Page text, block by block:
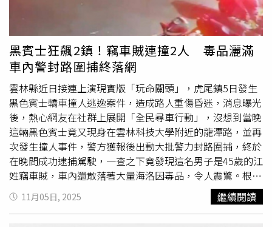
用路人在社群平台崩潰抱怨：「整條澄觀路完全卡死動彈不
得！」警方隨即啟動交通疏導措施，引導車流改走替代道
路，並在約20分鐘內完成事故排除，恢復道路正常通行。
黑賓士狂飆2鎮！竊車賊連撞2人 毒品灑滿
車內警封路圍捕終落網
雲林縣近日接連上演現實版「玩命關頭」，虎尾鎮5日發生
黑色賓士轎車撞人逃逸案件，造成路人重傷昏迷，消息曝光
後，熱心網友在社群上展開「全民尋車行動」，沒想到當晚
這輛黑色賓士竟又現身在雲林科技大學附近的龍潭路，並再
次發生撞人事件，警方獲報後出動大批警力封路圍捕，終於
在晚間成功逮捕駕駛，一查之下竟發現這名男子是45歲的江
姓竊車賊，車內還散落著大量海洛因毒品，令人震驚。根據
目擊者指出，當時黑色賓士在龍潭路高速衝撞行人，現場民
眾情緒激動，有人甚至拿物品砸車。警方表示，事發當時竊
車賊企圖逃逸，還一度加速衝撞攔車的民眾，情況相當危
11月05日, 2025 繼續閱讀